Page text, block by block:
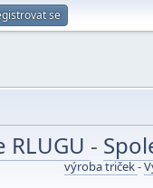
se
-
výroba triček-